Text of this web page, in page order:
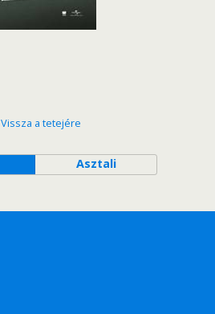
Vissza a tetejére
Asztali